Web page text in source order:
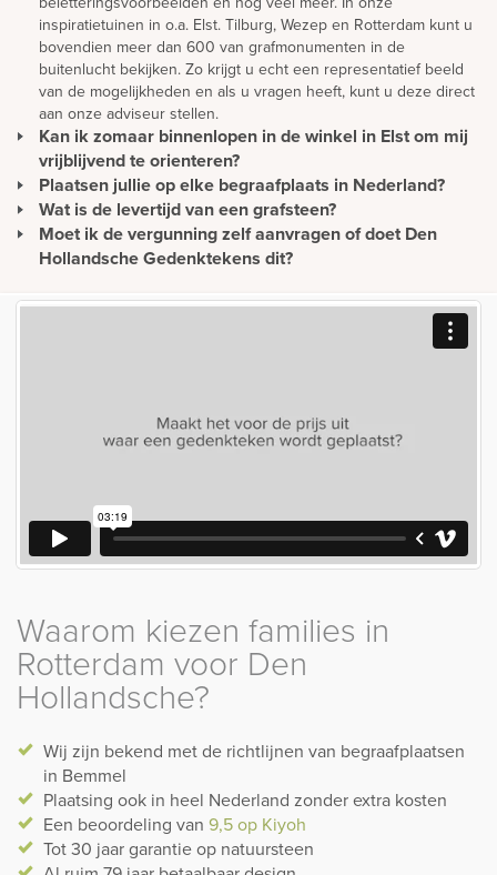
inspiratietuinen in o.a. Elst. Tilburg, Wezep en Rotterdam kunt u
bovendien meer dan 600 van grafmonumenten in de
buitenlucht bekijken. Zo krijgt u echt een representatief beeld
van de mogelijkheden en als u vragen heeft, kunt u deze direct
aan onze adviseur stellen.
Kan ik zomaar binnenlopen in de winkel in Elst om mij
vrijblijvend te orienteren?
U kunt gewoon langskomen om rustig ideeën op te doen en te
oriënteren. Wilt u advies? Dan is het verstandig om een afspraak
te maken. Zo hoeft u niet onnodig te wachten en wordt u direct
geholpen.
Plaatsen jullie op elke begraafplaats in Nederland?
Wij plaatsen monumenten zonder extra kosten in heel
Nederland. Daarnaast plaatsen we monumenten in overleg ook
in België en Duitsland. Onze werkwijze is hierop ingericht. Ons
hoge kwaliteitseisen. Zij brengen vrijwel iedere week een
bezoek aan uw regio en zijn dus zeer regelmatig bij u in buurt.
Wat is de levertijd van een grafsteen?
De levertijd van een gedenkteken wordt met name bepaald
door de mate waarin het materiaal beschikbaar is. Omdat wij met
vervoerd vanuit alle delen van de wereld, kunnen levertijden
Moet ik de vergunning zelf aanvragen of doet Den
Hollandsche Gedenktekens dit?
nemen wij contact op met de gemeente voor het aanvragen van
Waarom kiezen families in
Rotterdam voor Den
Hollandsche?
Wij zijn bekend met de richtlijnen van begraafplaatsen
in Bemmel
Plaatsing ook in heel Nederland zonder extra kosten
Een beoordeling van 9,5 op Kiyoh
Tot 30 jaar garantie op natuursteen